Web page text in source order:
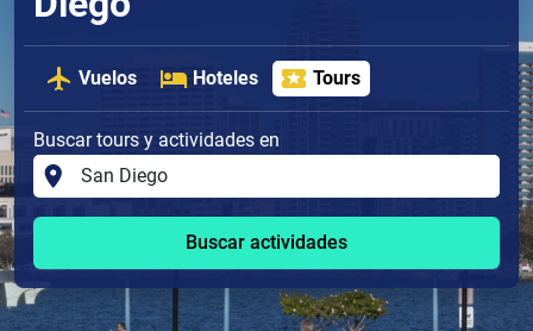
Vuelos Hoteles Tours
Buscar tours y actividades en
Buscar actividades